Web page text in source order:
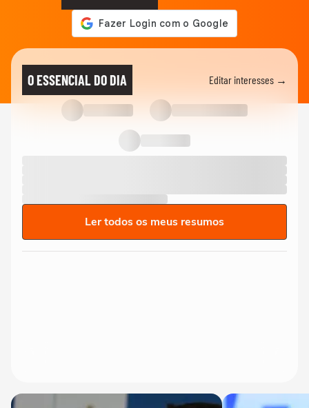
O ESSENCIAL DO DIA Editar interesses →
Ler todos os meus resumos